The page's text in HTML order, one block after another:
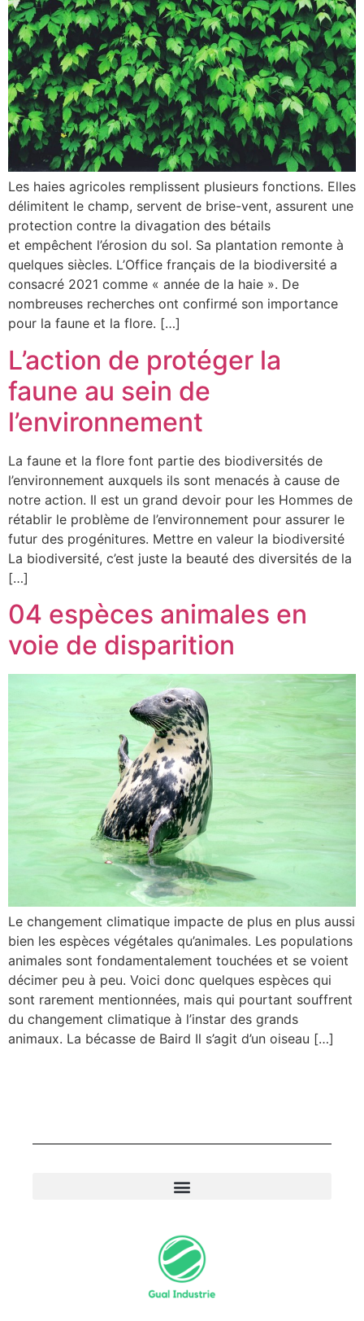
Les haies agricoles remplissent plusieurs fonctions. Elles
délimitent le champ, servent de brise-vent, assurent une
protection contre la divagation des bétails
et empêchent l’érosion du sol. Sa plantation remonte à
quelques siècles. L’Office français de la biodiversité a
consacré 2021 comme « année de la haie ». De
nombreuses recherches ont confirmé son importance
pour la faune et la flore. […]
L’action de protéger la
faune au sein de
l’environnement
La faune et la flore font partie des biodiversités de
l’environnement auxquels ils sont menacés à cause de
notre action. Il est un grand devoir pour les Hommes de
rétablir le problème de l’environnement pour assurer le
futur des progénitures. Mettre en valeur la biodiversité
La biodiversité, c’est juste la beauté des diversités de la
[…]
04 espèces animales en
voie de disparition
Le changement climatique impacte de plus en plus aussi
bien les espèces végétales qu’animales. Les populations
animales sont fondamentalement touchées et se voient
décimer peu à peu. Voici donc quelques espèces qui
sont rarement mentionnées, mais qui pourtant souffrent
du changement climatique à l’instar des grands
animaux. La bécasse de Baird Il s’agit d’un oiseau […]